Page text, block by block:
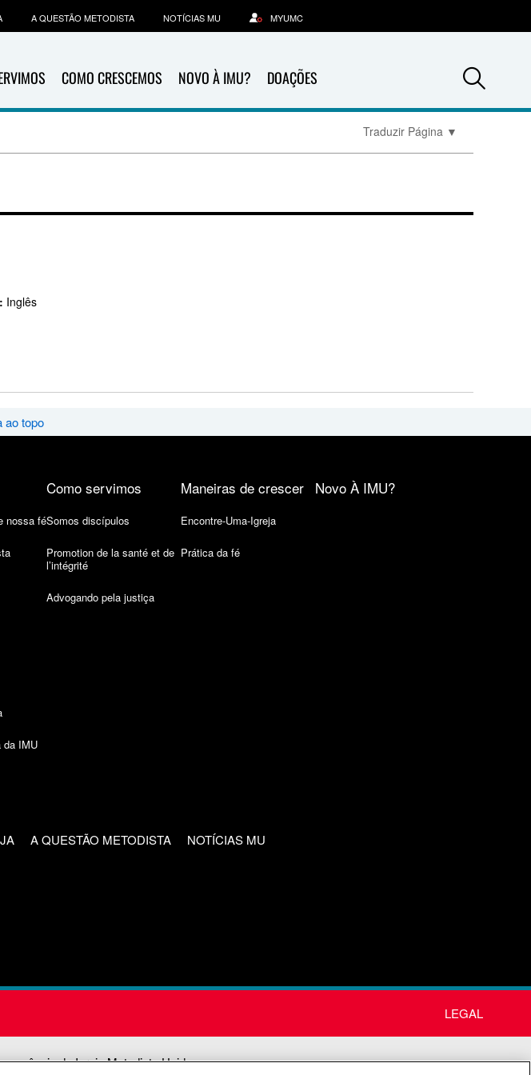
COMO CRESCEMOS NOVO À IMU? DOAÇÕES
A QUESTÃO METODISTA NOTÍCIAS MU MYUMC
Traduzir Página ▼
Inglês
topo
nossa fé
da IMU
Como servimos
Somos discípulos
Promotion de la santé et de
l’intégrité
Advogando pela justiça
Maneiras de crescer
Encontre-Uma-Igreja
Prática da fé
Novo À IMU?
A QUESTÃO METODISTA NOTÍCIAS MU
LEGAL
agência da Igreja Metodista Unida